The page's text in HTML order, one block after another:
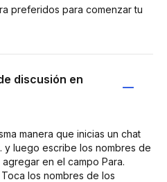
preferidos para comenzar tu
discusión en
manera que inicias un chat
y luego escribe los nombres de
en el campo Para.
los nombres de los